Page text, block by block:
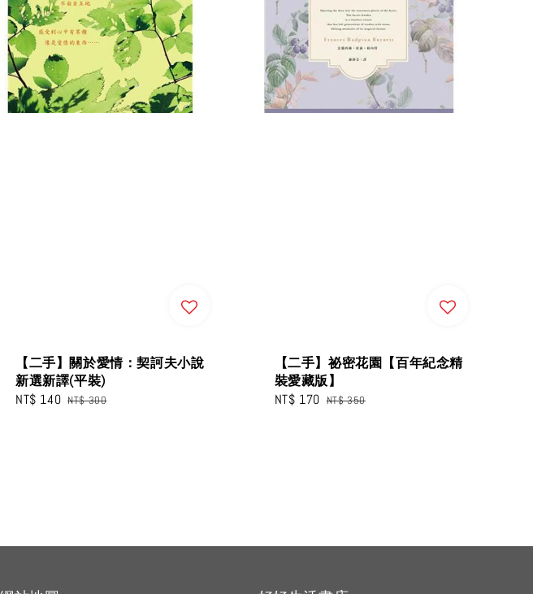
【二手】關於愛情：契訶夫小說
新選新譯(平裝)
Sale
NT$ 140 Regular
NT$ 300
【二手】祕密花園【百年紀念精
裝愛藏版】
Sale
NT$ 170 Regular
NT$ 350